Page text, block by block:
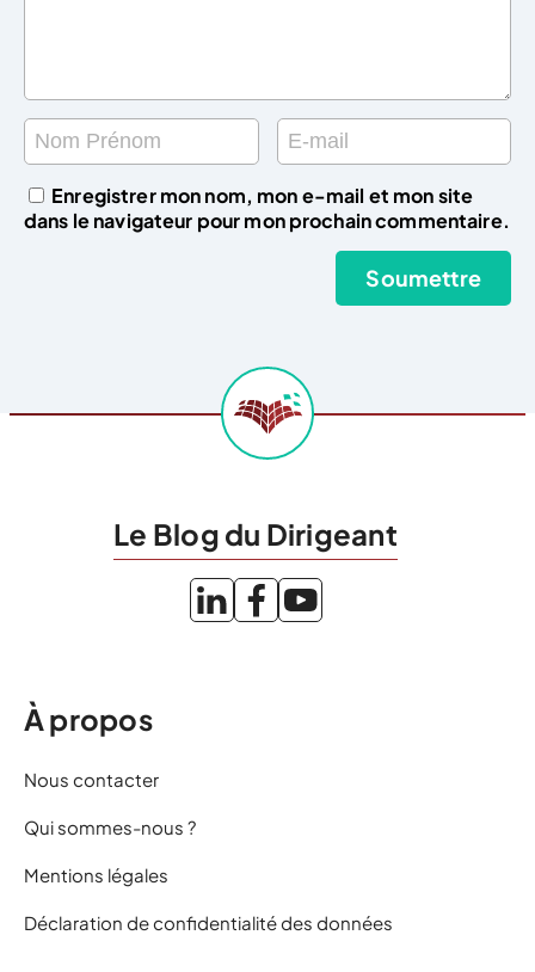
Enregistrer mon nom, mon e-mail et mon site
dans le navigateur pour mon prochain commentaire.
Le Blog du Dirigeant
À propos
Nous contacter
Qui sommes-nous ?
Mentions légales
Déclaration de confidentialité des données